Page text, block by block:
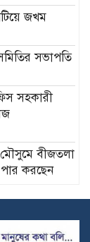
জখম
সভাপতি
সহকারী
বীজতলা
পার করছেন